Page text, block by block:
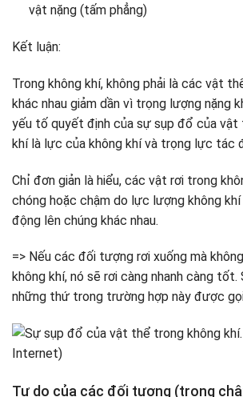
vật nặng (tấm phẳng)
Kết luận:
Trong không khí, không phải là các vật
khác nhau giảm dần vì trọng lượng nặng
yếu tố quyết định của sự sụp đổ của vật
khí là lực của không khí và trọng lực tác
Chỉ đơn giản là hiểu, các vật rơi trong
chóng hoặc chậm do lực lượng không
động lên chúng khác nhau.
=> Nếu các đối tượng rơi xuống mà
không khí, nó sẽ rơi càng nhanh càng
những thứ trong trường hợp này được
Tự do của các đối tượng (trong